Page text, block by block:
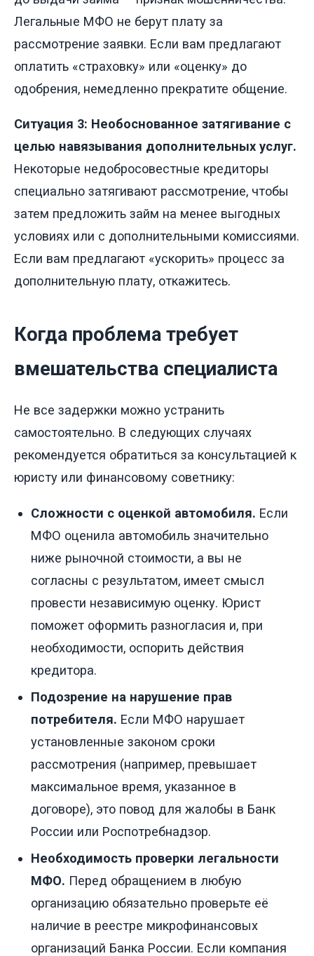
Легальные МФО не берут плату за
рассмотрение заявки. Если вам предлагают
оплатить «страховку» или «оценку» до
одобрения, немедленно прекратите общение.
Ситуация 3: Необоснованное затягивание с
целью навязывания дополнительных услуг.
Некоторые недобросовестные кредиторы
специально затягивают рассмотрение, чтобы
затем предложить займ на менее выгодных
условиях или с дополнительными комиссиями.
Если вам предлагают «ускорить» процесс за
дополнительную плату, откажитесь.
Когда проблема требует
вмешательства специалиста
Не все задержки можно устранить
самостоятельно. В следующих случаях
рекомендуется обратиться за консультацией к
юристу или финансовому советнику:
Сложности с оценкой автомобиля. Если
МФО оценила автомобиль значительно
ниже рыночной стоимости, а вы не
согласны с результатом, имеет смысл
провести независимую оценку. Юрист
поможет оформить разногласия и, при
необходимости, оспорить действия
кредитора.
Подозрение на нарушение прав
потребителя. Если МФО нарушает
установленные законом сроки
рассмотрения (например, превышает
максимальное время, указанное в
договоре), это повод для жалобы в Банк
России или Роспотребнадзор.
Необходимость проверки легальности
МФО. Перед обращением в любую
организацию обязательно проверьте её
наличие в реестре микрофинансовых
организаций Банка России. Если компания